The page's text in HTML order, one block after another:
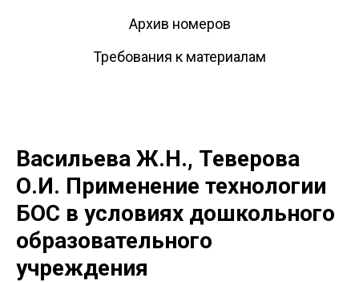
Архив номеров
Требования к материалам
Васильева Ж.Н., Теверова
О.И. Применение технологии
БОС в условиях дошкольного
образовательного
учреждения